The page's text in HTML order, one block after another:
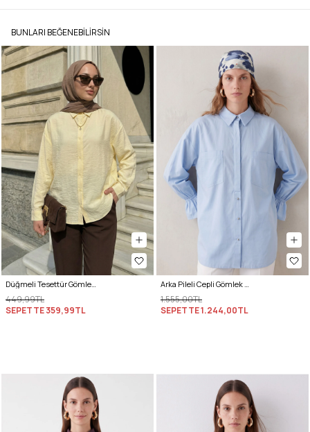
BUNLARI BEĞENEBILIRSIN
Düğmeli Tesettür Gömlek 612137 - SARI
449,99TL
SEPETTE359,99TL
Arka Pileli Cepli Gömlek Y0147 - BEBE MAVİSİ
1.555,00TL
SEPETTE1.244,00TL